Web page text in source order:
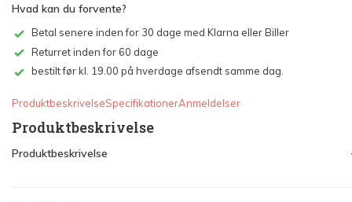
Hvad kan du forvente?
Betal senere inden for 30 dage med Klarna eller Biller
Returret inden for 60 dage
bestilt før kl. 19.00 på hverdage afsendt samme dag.
ProduktbeskrivelseSpecifikationerAnmeldelser
Produktbeskrivelse
Produktbeskrivelse